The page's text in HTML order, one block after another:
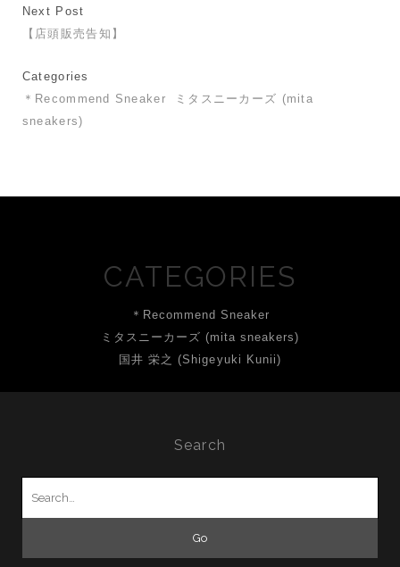
Next Post
【店頭販売告知】
Categories
＊Recommend Sneaker
ミタスニーカーズ (mita
sneakers)
CATEGORIES
＊Recommend Sneaker
ミタスニーカーズ (mita sneakers)
国井 栄之 (Shigeyuki Kunii)
Search